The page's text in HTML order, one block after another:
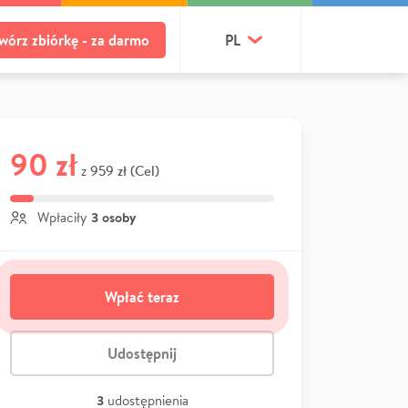
zbiórkę - za darmo PL
90 zł z 959 zł (Cel)
Wpłaciły 3 osoby
Wpłać teraz
Udostępnij
3 udostępnienia